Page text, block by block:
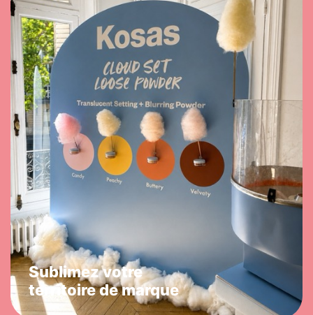
Sublimez votre
territoire de marque
Pop-up, lancement produit, RP ou retail — on intègre
vos couleurs, votre branding et vos messages dans
chaque détail.
CONTENT-READY
INSTAGRAMMABLE
Demander un devis →
BRAND ACTIVATION